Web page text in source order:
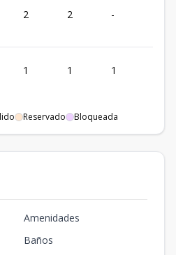
2 2 -
1 1 1
Reservado Bloqueada
Amenidades
Baños